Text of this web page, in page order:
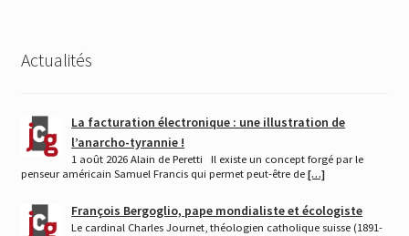
Actualités
La facturation électronique : une illustration de
l’anarcho-tyrannie !
1 août 2026 Alain de Peretti Il existe un concept forgé par le
penseur américain Samuel Francis qui permet peut-être de […]
François Bergoglio, pape mondialiste et écologiste
Le cardinal Charles Journet, théologien catholique suisse (1891-